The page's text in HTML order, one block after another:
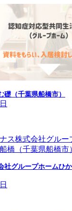
礎（千葉県船橋市）
社グループホームひ